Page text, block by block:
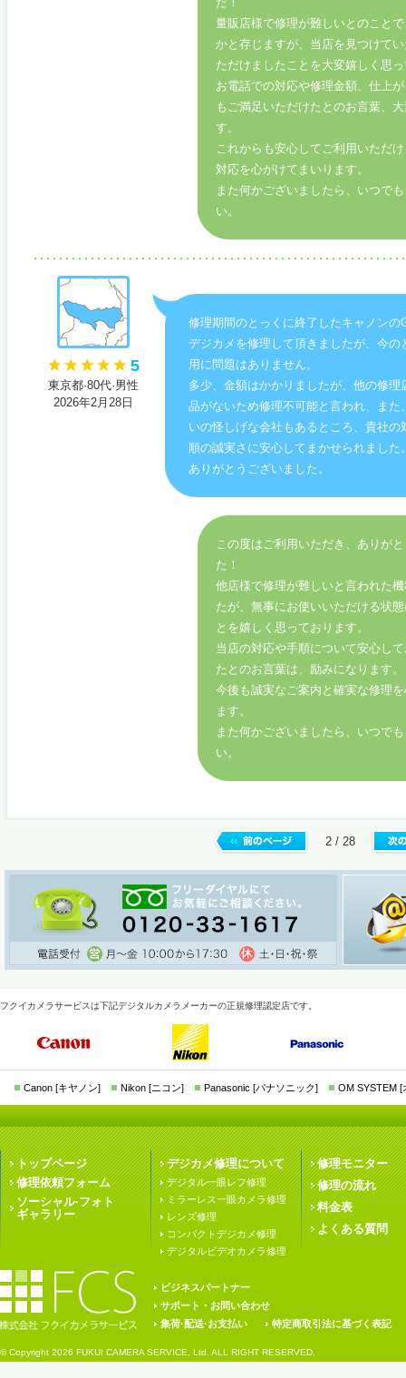
量販店様で修理が難しいとのこと
かと存じますが、当店を見つけて
ただけましたことを大変嬉しく思
お電話での対応や修理金額、仕上
もご満足いただけたとのお言葉、
す。
これからも安心してご利用いただ
対応を心がけてまいります。
また何かございましたら、いつで
い。
5
東京都·80代·男性
2026年2月28日
修理期間のとっくに終了したキャノンの
デジカメを修理して頂きましたが、今の
用に問題はありません。
多少、金額はかかりましたが、他の修理
品がないため修理不可能と言われ、また
いの怪しげな会社もあるところ、貴社の
順の誠実さに安心してまかせられました
ありがとうございました。
この度はご利用いただき、ありが
た！
他店様で修理が難しいと言われた
たが、無事にお使いいただける状
とを嬉しく思っております。
当店の対応や手順について安心し
たとのお言葉は、励みになります。
今後も誠実なご案内と確実な修理
ます。
また何かございましたら、いつで
い。
2 / 28
フクイカメラサービスは下記デジタルカメラメーカーの正規修理認定店です。
Canon [キヤノン] Nikon [ニコン] Panasonic [パナソニック] OM SYSTEM [
トップページ
修理依頼フォーム
ソーシャル·フォト
ギャラリー
デジカメ修理について
デジタル一眼レフ修理
ミラーレス一眼カメラ修理
レンズ修理
コンパクトデジカメ修理
デジタルビデオカメラ修理
修理モニター
修理の流れ
料金表
よくある質問
ビジネスパートナー
サポート・お問い合わせ
集荷·配送·お支払い
特定商取引法に基づく表記
© Copyright 2026 FUKUI CAMERA SERVICE, Ltd. ALL RIGHT RESERVED.